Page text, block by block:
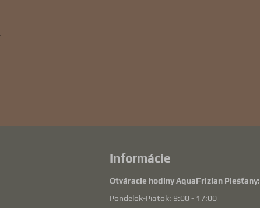
Informácie
Otváracie hodiny AquaFrizian Piešťany:
Pondelok-Piatok: 9:00 - 17:00